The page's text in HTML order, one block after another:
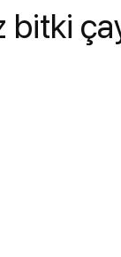
bitki